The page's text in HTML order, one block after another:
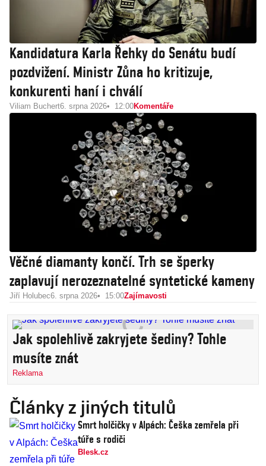
Kandidatura Karla Řehky do Senátu budí
pozdvižení. Ministr Zůna ho kritizuje,
konkurenti haní i chválí
Viliam Buchert6. srpna 2026 12:00Komentáře
Věčné diamanty končí. Trh se šperky
zaplavují nerozeznatelné syntetické kameny
Jiří Holubec6. srpna 2026 15:00Zajímavosti
Jak spolehlivě zakryjete šediny? Tohle
musíte znát
Reklama
Články z jiných titulů
Smrt holčičky v Alpách: Češka zemřela při
túře s rodiči
Blesk.cz